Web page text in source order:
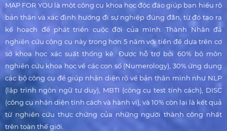
MAP FOR YOU là một công cụ khoa học độc đáo giúp bạn hiểu rõ
bản thân và xác định hướng đi sự nghiệp đúng đắn, từ đó tạo ra
kế hoạch để phát triển cuộc đời của mình. Thành Nhân đã
nghiên cứu công cụ này trong hơn 5 năm với tiền đề dựa trên cơ
sở khoa học xác suất thống kê. Được hỗ trợ bởi 60% bộ môn
nghiên cứu khoa học về các con số (Numerology), 30% ứng dụng
các bộ công cụ để giúp nhận diện rõ về bản thân mình như NLP
(lập trình ngôn ngữ tư duy), MBTI (công cụ test tính cách), DISC
(công cụ nhận diện tính cách và hành vi), và 10% còn lại là kết quả
từ nghiên cứu thực chứng của những người thành công nhất
trên toàn thế giới.